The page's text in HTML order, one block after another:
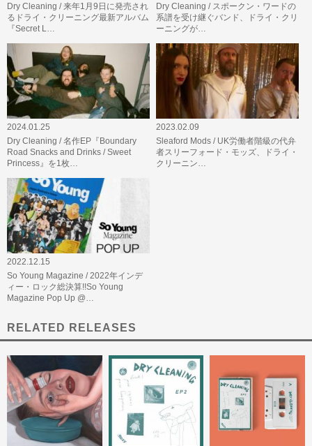
Dry Cleaning / 来年1月9日に発売され
るドライ・クリーニング最新アルバム
『Secret L…
Dry Cleaning / スポークン・ワードの
系譜を受け継ぐバンド、ドライ・クリ
ーニングが…
2024.01.25
Dry Cleaning / 名作EP『Boundary
Road Snacks and Drinks / Sweet
Princess』を1枚…
2023.02.09
Sleaford Mods / UK労働者階級の代弁
者スリーフォード・モッズ、ドライ・
クリーニン…
2022.12.15
So Young Magazine / 2022年インデ
ィー・ロック総決算!!So Young
Magazine Pop Up @…
RELATED RELEASES